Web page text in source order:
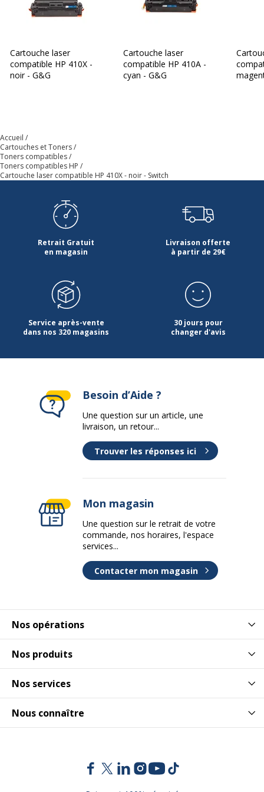
Cartouche laser
compatible HP 410X -
noir - G&G
Cartouche laser
compatible HP 410A -
cyan - G&G
Accueil
Cartouches et Toners
Toners compatibles
Toners compatibles HP
Cartouche laser compatible HP 410X - noir - Switch
Retrait Gratuit
en magasin
Livraison offerte
à partir de 29€
Service après-vente
dans nos 320 magasins
30 jours pour
changer d'avis
Nos opérations
Nos produits
Nos services
Nous connaître
Besoin d’Aide ?
Une question sur un article, une
livraison, un retour...
Trouver les réponses ici
Mon magasin
Une question sur le retrait de votre
commande, nos horaires, l'espace
services...
Contacter mon magasin